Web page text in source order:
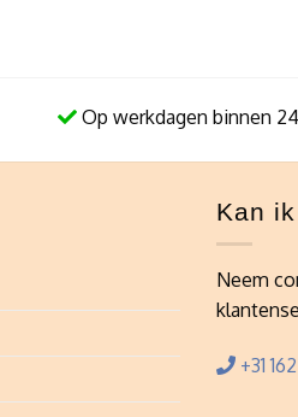
Op werkdagen binnen
Kan
Neem
+31